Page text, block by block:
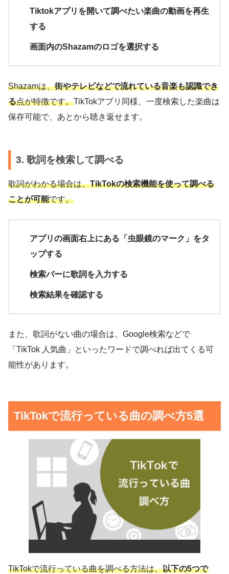
Tiktokアプリを開いて調べたい楽曲の動画を再生
する
画面内のShazamのロゴを選択する
Shazamは、街やテレビなどで流れている音楽も認識でき
る点が特徴です。TikTokアプリ同様、一度検索した楽曲は
保存可能で、あとから聴き返せます。
3. 歌詞を検索して調べる
歌詞がわかる場合は、TikTokの検索機能を使って調べる
ことが可能です。
アプリの画面右上にある「虫眼鏡のマーク」をタ
ップする
検索バーに歌詞を入力する
検索結果を確認する
また、歌詞がない曲の場合は、Google検索などで
「TikTok 人気曲」といったワードで調べれば出てくる可
能性があります。
TikTokで流行っている曲の調べ方5選
TikTokで流行っている曲を調べる方法は、以下の5つで